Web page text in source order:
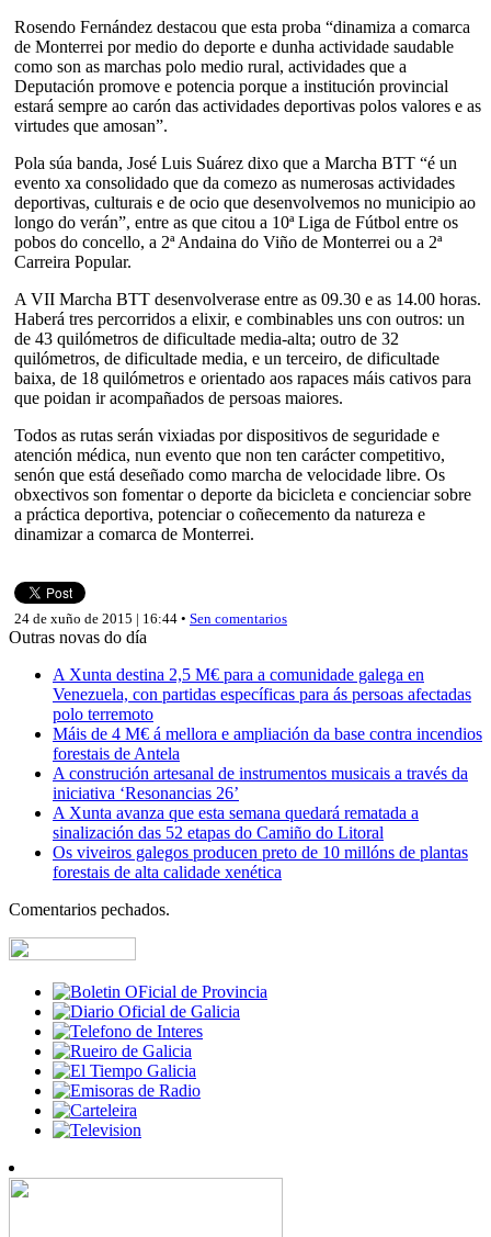
Rosendo Fernández destacou que esta proba “dinamiza a comarca
de Monterrei por medio do deporte e dunha actividade saudable
como son as marchas polo medio rural, actividades que a
Deputación promove e potencia porque a institución provincial
estará sempre ao carón das actividades deportivas polos valores e as
virtudes que amosan”.
Pola súa banda, José Luis Suárez dixo que a Marcha BTT “é un
evento xa consolidado que da comezo as numerosas actividades
deportivas, culturais e de ocio que desenvolvemos no municipio ao
longo do verán”, entre as que citou a 10ª Liga de Fútbol entre os
pobos do concello, a 2ª Andaina do Viño de Monterrei ou a 2ª
Carreira Popular.
A VII Marcha BTT desenvolverase entre as 09.30 e as 14.00 horas.
Haberá tres percorridos a elixir, e combinables uns con outros: un
de 43 quilómetros de dificultade media-alta; outro de 32
quilómetros, de dificultade media, e un terceiro, de dificultade
baixa, de 18 quilómetros e orientado aos rapaces máis cativos para
que poidan ir acompañados de persoas maiores.
Todos as rutas serán vixiadas por dispositivos de seguridade e
atención médica, nun evento que non ten carácter competitivo,
senón que está deseñado como marcha de velocidade libre. Os
obxectivos son fomentar o deporte da bicicleta e concienciar sobre
a práctica deportiva, potenciar o coñecemento da natureza e
dinamizar a comarca de Monterrei.
24 de xuño de 2015 | 16:44 • Sen comentarios
Outras novas do día
A Xunta destina 2,5 M€ para a comunidade galega en
Venezuela, con partidas específicas para ás persoas afectadas
polo terremoto
Máis de 4 M€ á mellora e ampliación da base contra incendios
forestais de Antela
A construción artesanal de instrumentos musicais a través da
iniciativa ‘Resonancias 26’
A Xunta avanza que esta semana quedará rematada a
sinalización das 52 etapas do Camiño do Litoral
Os viveiros galegos producen preto de 10 millóns de plantas
forestais de alta calidade xenética
Comentarios pechados.